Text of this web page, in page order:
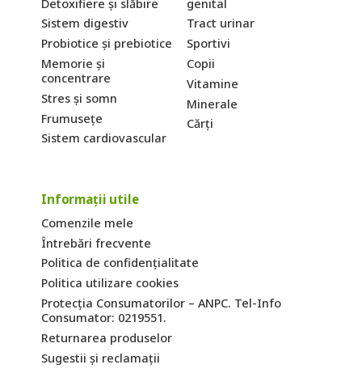
Detoxifiere și slăbire
Sistem digestiv
Probiotice și prebiotice
Memorie și
concentrare
Stres și somn
Frumusețe
Sistem cardiovascular
genital
Tract urinar
Sportivi
Copii
Vitamine
Minerale
Cărți
Informații utile
Comenzile mele
Întrebări frecvente
Politica de confidențialitate
Politica utilizare cookies
Protecția Consumatorilor – ANPC. Tel-Info
Consumator: 0219551.
Returnarea produselor
Sugestii și reclamații